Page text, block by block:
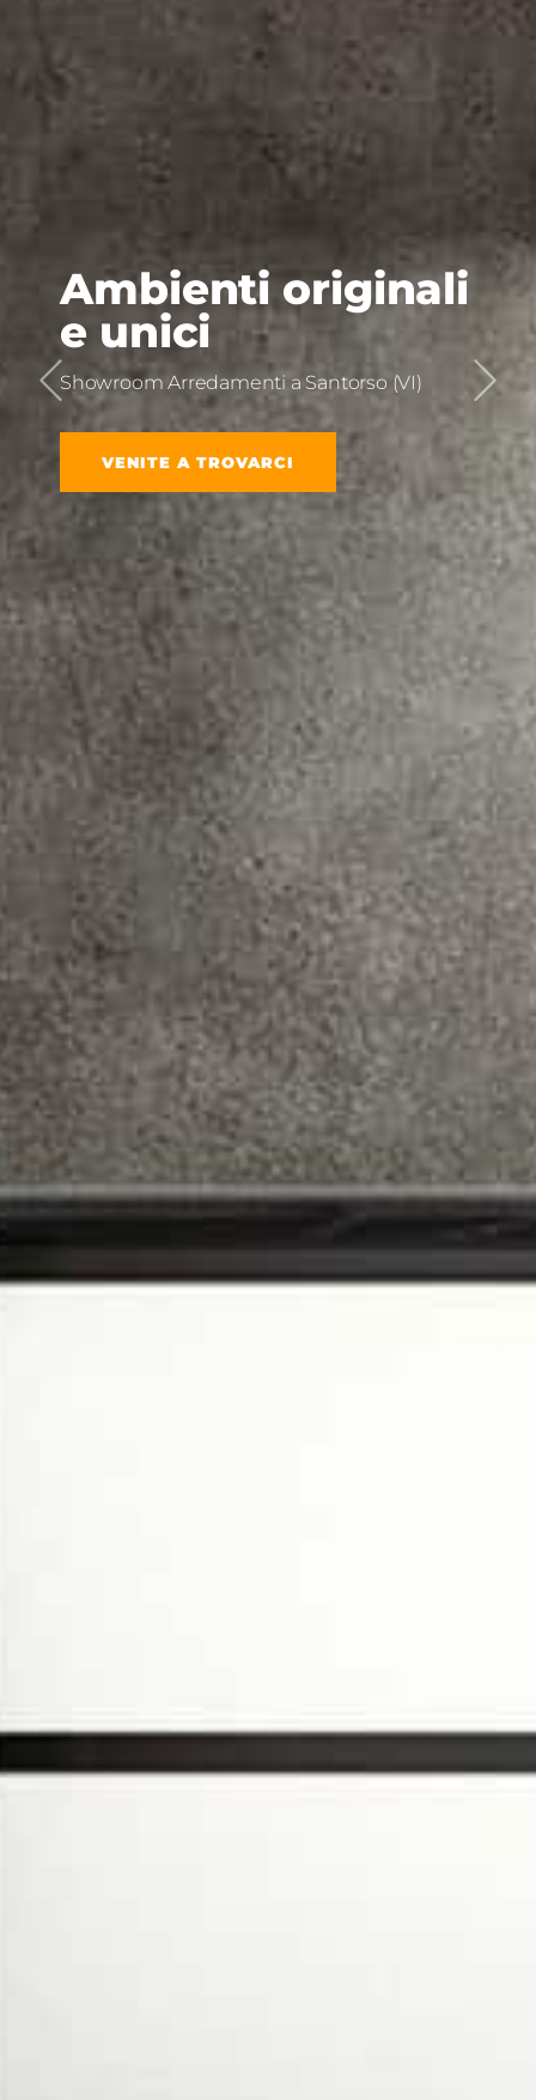
Ambienti originali
e unici
Showroom Arredamenti a Santorso (VI)
VENITE A TROVARCI